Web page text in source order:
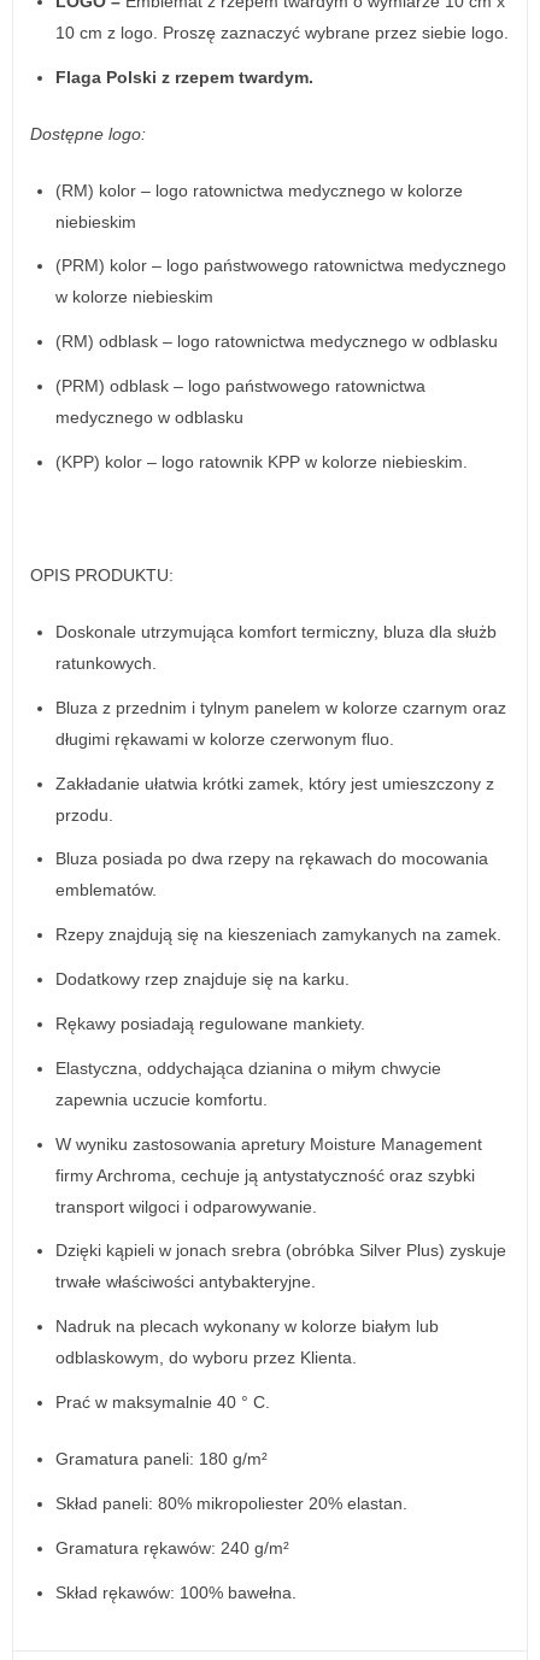
10 cm z logo. Proszę zaznaczyć wybrane przez siebie logo.
Flaga Polski z rzepem twardym.
Dostępne logo:
(RM) kolor – logo ratownictwa medycznego w kolorze
niebieskim
(PRM) kolor – logo państwowego ratownictwa medycznego
w kolorze niebieskim
(RM) odblask – logo ratownictwa medycznego w odblasku
(PRM) odblask – logo państwowego ratownictwa
medycznego w odblasku
(KPP) kolor – logo ratownik KPP w kolorze niebieskim.
OPIS PRODUKTU:
Doskonale utrzymująca komfort termiczny, bluza dla służb
ratunkowych.
Bluza z przednim i tylnym panelem w kolorze czarnym oraz
długimi rękawami w kolorze czerwonym fluo.
Zakładanie ułatwia krótki zamek, który jest umieszczony z
przodu.
Bluza posiada po dwa rzepy na rękawach do mocowania
emblematów.
Rzepy znajdują się na kieszeniach zamykanych na zamek.
Dodatkowy rzep znajduje się na karku.
Rękawy posiadają regulowane mankiety.
Elastyczna, oddychająca dzianina o miłym chwycie
zapewnia uczucie komfortu.
W wyniku zastosowania apretury Moisture Management
firmy Archroma, cechuje ją antystatyczność oraz szybki
transport wilgoci i odparowywanie.
Dzięki kąpieli w jonach srebra (obróbka Silver Plus) zyskuje
trwałe właściwości antybakteryjne.
Nadruk na plecach wykonany w kolorze białym lub
odblaskowym, do wyboru przez Klienta.
Prać w maksymalnie 40 ° C.
Gramatura paneli: 180 g/m²
Skład paneli: 80% mikropoliester 20% elastan.
Gramatura rękawów: 240 g/m²
Skład rękawów: 100% bawełna.